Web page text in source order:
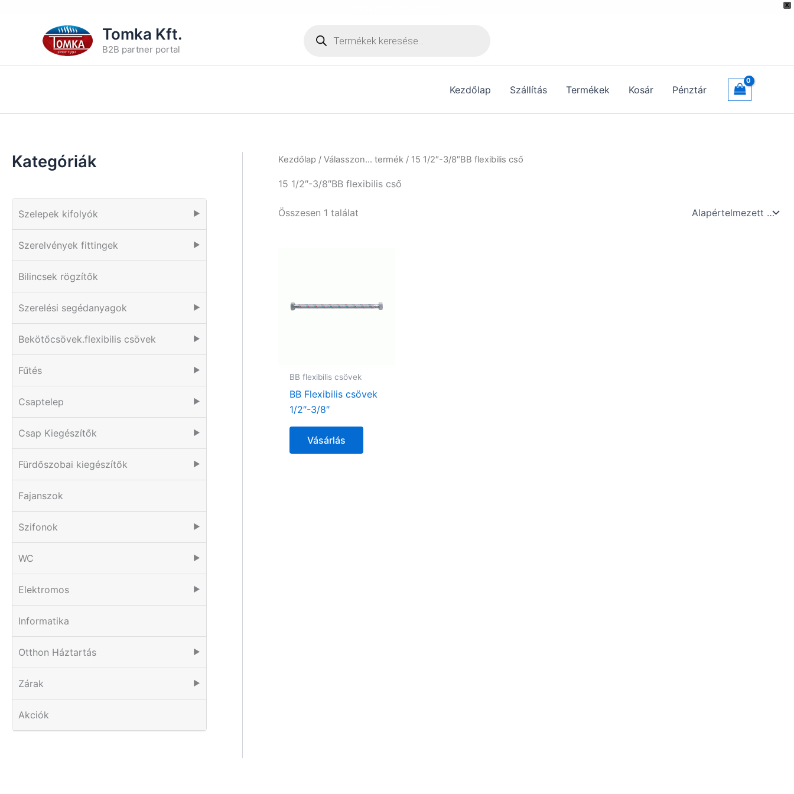
X
Tomka Kft.
B2B partner portal
search
Kezdőlap Szállítás Termékek Kosár Pénztár
Kategóriák
Szelepek kifolyók ▶
Szerelvények fittingek ▶
Bilincsek rögzítők
Szerelési segédanyagok ▶
Bekötőcsövek.flexibilis csövek ▶
Fűtés ▶
Csaptelep ▶
Csap Kiegészítők ▶
Fürdőszobai kiegészítők ▶
Fajanszok
Szifonok ▶
WC ▶
Elektromos ▶
Informatika
Otthon Háztartás ▶
Zárak ▶
Akciók
Kezdőlap / Válasszon... termék / 15 1/2″-3/8″BB flexibilis cső
15 1/2″-3/8″BB flexibilis cső
Összesen 1 találat
BB flexibilis csövek
BB Flexibilis csövek
1/2″-3/8″
Vásárlás